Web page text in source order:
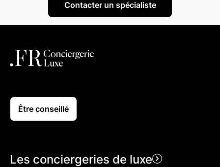
Être conseillé
Les conciergeries de luxe